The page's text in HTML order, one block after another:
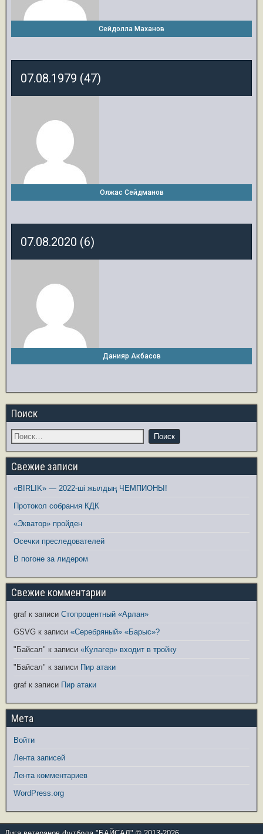
Сейдолла Маханов
07.08.1979 (47)
Олжас Сейдманов
07.08.2020 (6)
Данияр Акбасов
Поиск
Свежие записи
«BIRLIK» — 2022-ші жылдың ЧЕМПИОНЫ!
Протокол собрания КДК
«Экватор» пройден
Осечки преследователей
В погоне за лидером
Свежие комментарии
graf к записи Стопроцентный «Арлан»
GSVG к записи «Серебряный» «Барыс»?
"Байсал" к записи «Кулагер» входит в тройку
"Байсал" к записи Пир атаки
graf к записи Пир атаки
Мета
Войти
Лента записей
Лента комментариев
WordPress.org